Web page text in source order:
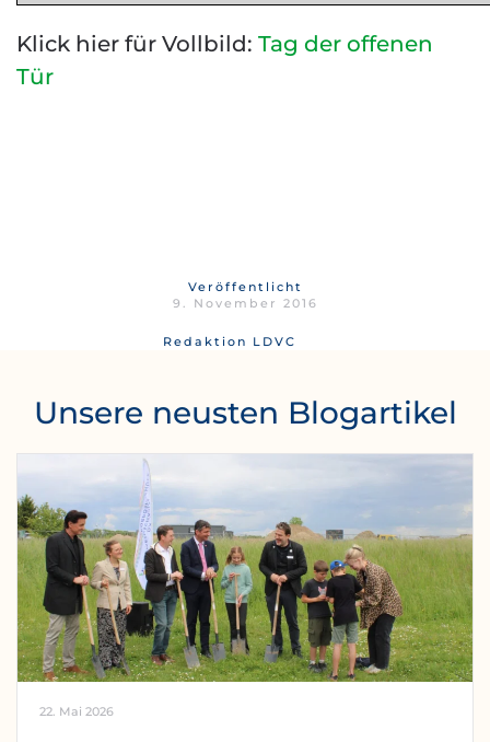
Klick hier für Vollbild: Tag der offenen
Tür
Veröffentlicht
9. November 2016
Redaktion LDVC
Unsere neusten Blogartikel
22. Mai 2026